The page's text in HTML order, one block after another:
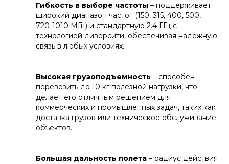
Гибкость в выборе частоты – поддерживает
широкий диапазон частот (150, 315, 400, 500,
720-1010 МГц) и стандартную 2.4 ГГц с
технологией диверсити, обеспечивая надежную
связь в любых условиях.
Высокая грузоподъемность – способен
перевозить до 10 кг полезной нагрузки, что
делает его отличным решением для
коммерческих и промышленных задач, таких как
доставка грузов или техническое обслуживание
объектов.
Большая дальность полета – радиус действия